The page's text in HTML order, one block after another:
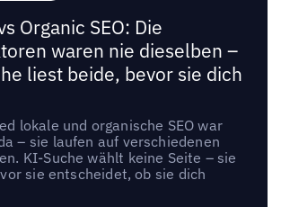
Organic SEO: Die
waren nie dieselben –
liest beide, bevor sie dich
lokale und organische SEO war
– sie laufen auf verschiedenen
KI-Suche wählt keine Seite – sie
sie entscheidet, ob sie dich